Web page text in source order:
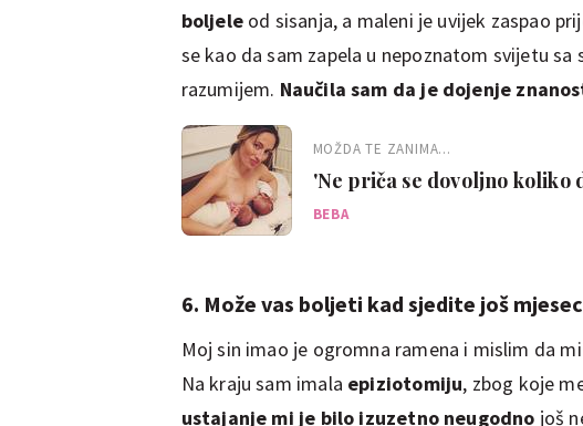
boljeleod sisanja, a maleni je uvijek zaspao
se kao da sam zapela u nepoznatom svijetu
razumijem. Naučila sam da je dojenje
MOŽDA TE ZANIMA...
'Ne priča se dovoljno koliko
BEBA
6. Može vas boljeti kad sjedite još
Moj sin imao je ogromna ramena i mislim da
Na kraju sam imala epiziotomiju, zbog koje
ustajanje mi je bilo izuzetno neugodno još